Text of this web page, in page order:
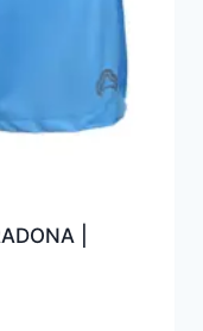
|